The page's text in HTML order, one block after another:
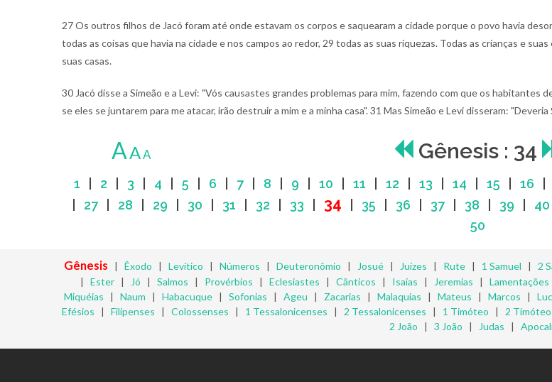
27 Os outros filhos de Jacó foram até onde estavam os corpos e saquearam a cidade porque o povo havia
todas as coisas que havia na cidade e nos campos ao redor, 29 todas as suas riquezas. Todas as crianças e
suas casas.
30 Jacó disse a Simeão e a Levi: "Vós causastes grandes problemas para mim, fazendo com que os habitantes
se eles se juntarem para me atacar, irão destruir a mim e a minha casa".31 Mas Simeão e Levi disseram:
AAA Gênesis : 34
1 2 3 4 5 6 7| 8 9 10 11 12 13 14 15 16
27| 28 29 30 31 32 33 34 35 36 37| 38 39 40
50
Gênesis | Êxodo | Levítico | Números | Deuteronômio | Josué| Juízes | Rute| 1 Samuel | 2
| Ester| Jó | Salmos | Provérbios | Eclesiastes | Cânticos | Isaías | Jeremias | Lamentações
Miquéias | Naum | Habacuque | Sofonias | Ageu | Zacarias | Malaquias | Mateus | Marcos |
Efésios | Filipenses | Colossenses | 1 Tessalonicenses | 2 Tessalonicenses | 1 Timóteo | 2 Timóteo
2 João | 3 João | Judas |